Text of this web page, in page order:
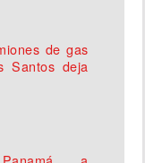
de gas
Santos deja